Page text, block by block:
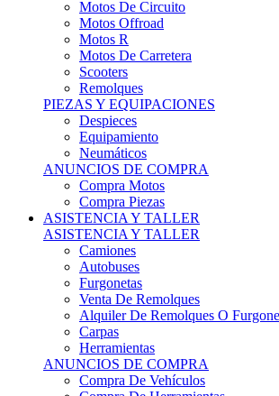
Motos R
Motos De Carretera
Scooters
Remolques
PIEZAS Y EQUIPACIONES
Despieces
Equipamiento
Neumáticos
ANUNCIOS DE COMPRA
Compra Motos
Compra Piezas
ASISTENCIA Y TALLER
ASISTENCIA Y TALLER
Camiones
Autobuses
Furgonetas
Venta De Remolques
Alquiler De Remolques O Furgones
Carpas
Herramientas
ANUNCIOS DE COMPRA
Compra De Vehículos
Compra De Herramientas